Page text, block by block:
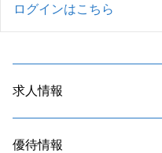
ログインはこちら
求人情報
優待情報